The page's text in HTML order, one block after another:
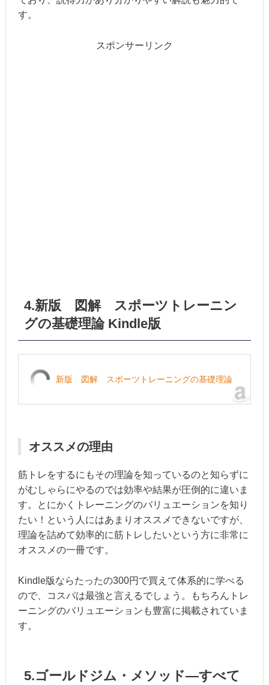
す。
スポンサーリンク
4.新版 図解 スポーツトレーニン
グの基礎理論 Kindle版
新版 図解 スポーツトレーニングの基礎理論
オススメの理由
筋トレをするにもその理論を知っているのと知らずに
がむしゃらにやるのでは効率や結果が圧倒的に違いま
す。とにかくトレーニングのバリュエーションを知り
たい！という人にはあまりオススメできないですが、
理論を詰めて効率的に筋トレしたいという方に非常に
オススメの一冊です。
Kindle版ならたったの300円で買えて体系的に学べる
ので、コスパは最強と言えるでしょう。もちろんトレ
ーニングのバリュエーションも豊富に掲載されていま
す。
5.ゴールドジム・メソッド―すべて